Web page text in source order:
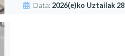
Data: 2026(e)ko Uztailak 28